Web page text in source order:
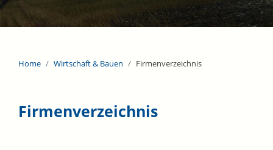
Home Wirtschaft & Bauen Firmenverzeichnis
Firmenverzeichnis